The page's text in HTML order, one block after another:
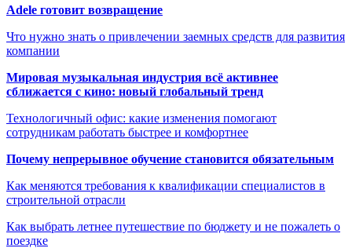
Adele готовит возвращение
Что нужно знать о привлечении заемных средств для развития
компании
Мировая музыкальная индустрия всё активнее
сближается с кино: новый глобальный тренд
Технологичный офис: какие изменения помогают
сотрудникам работать быстрее и комфортнее
Почему непрерывное обучение становится обязательным
Как меняются требования к квалификации специалистов в
строительной отрасли
Как выбрать летнее путешествие по бюджету и не пожалеть о
поездке